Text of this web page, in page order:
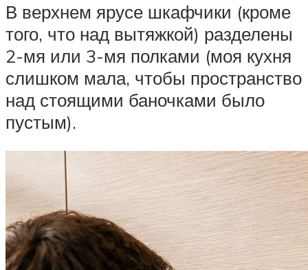
В верхнем ярусе шкафчики (кроме
того, что над вытяжкой) разделены
2-мя или 3-мя полками (моя кухня
слишком мала, чтобы пространство
над стоящими баночками было
пустым).